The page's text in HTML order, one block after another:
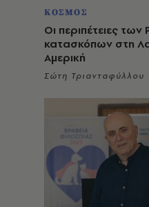
ΚΟΣΜΟΣ
Οι περιπέτειες
κατασκόπων στη
Αμερική
Σώτη Τριανταφύλλου